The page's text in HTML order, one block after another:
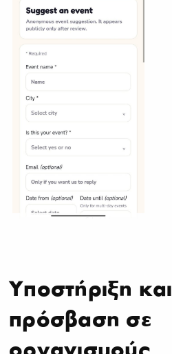
Υποστήριξη και
πρόσβαση σε